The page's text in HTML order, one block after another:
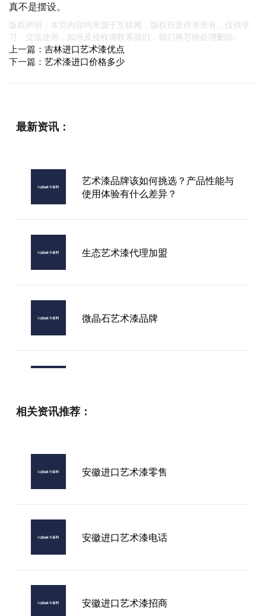
真不是摆设。
版权声明：本页内容均来源于互联网，版权归原作者所有。仅供学
习、交流使用，如涉及侵权请联系我们，我们将尽快处理删除。
上一篇： 吉林进口艺术漆优点
下一篇： 艺术漆进口价格多少
最新资讯：
艺术漆品牌该如何挑选？产品性能与
使用体验有什么差异？
生态艺术漆代理加盟
微晶石艺术漆品牌
相关资讯推荐：
安徽进口艺术漆零售
安徽进口艺术漆电话
安徽进口艺术漆招商